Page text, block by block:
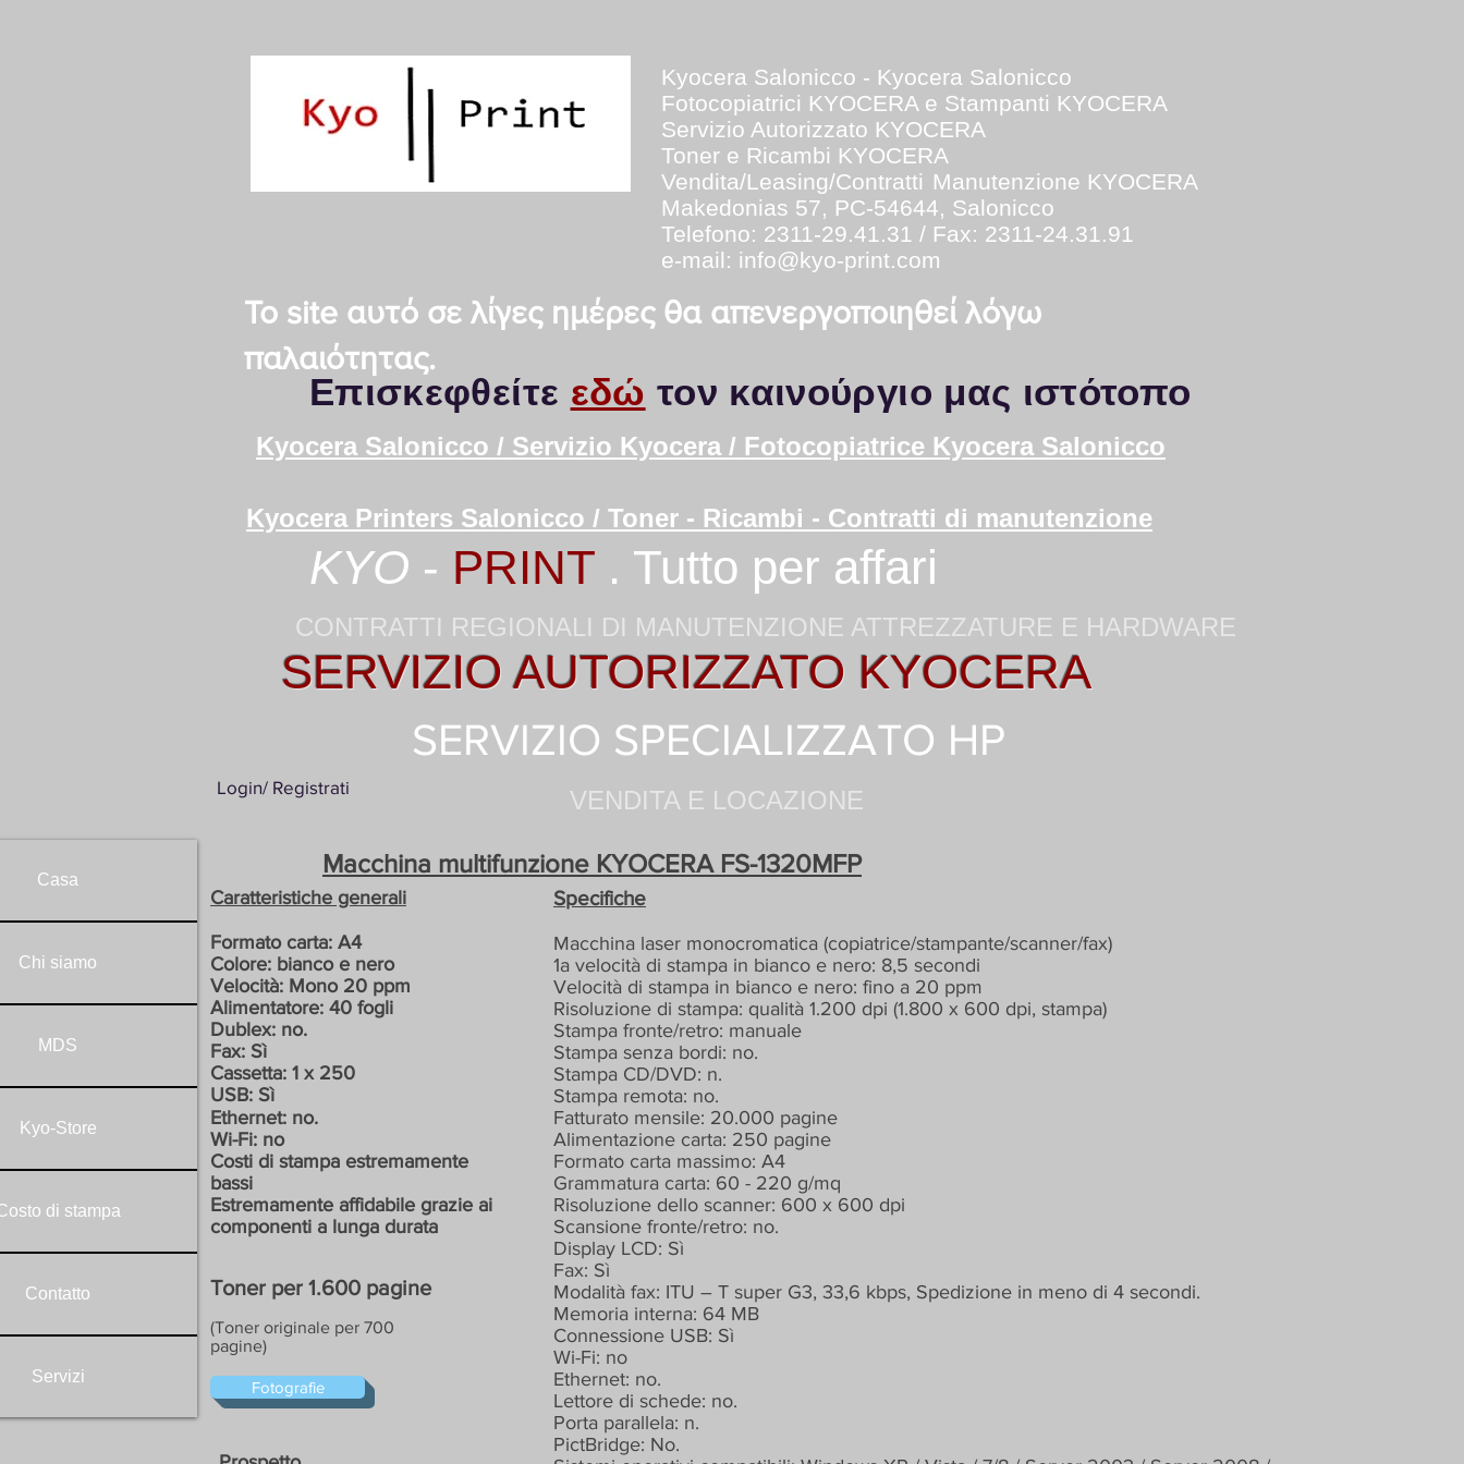
Kyocera Salonicco - Kyocera Salonicco
Fotocopiatrici KYOCERA e Stampanti KYOCERA
Servizio Autorizzato KYOCERA
Toner e Ricambi KYOCERA
Vendita/Leasing/Contratti Manutenzione KYOCERA
Makedonias 57, PC-54644, Salonicco
Telefono: 2311-29.41.31 / Fax: 2311-24.31.91
e-mail: info@kyo-print.com
Το site αυτό σε λίγες ημέρες θα απενεργοποιηθεί λόγω
παλαιότητας.
Επισκεφθείτε εδώ τον καινούργιο μας ιστότοπο
Kyocera Salonicco / Servizio Kyocera / Fotocopiatrice Kyocera Salonicco
Kyocera Printers Salonicco / Toner - Ricambi - Contratti di manutenzione
KYO - PRINT . Tutto per affari
CONTRATTI REGIONALI DI MANUTENZIONE ATTREZZATURE E HARDWARE
SERVIZIO AUTORIZZATO KYOCERA
Login/ Registrati
SERVIZIO SPECIALIZZATO HP
VENDITA E LOCAZIONE
Macchina multifunzione KYOCERA FS-1320MFP
Caratteristiche generali
Formato carta: A4
Colore: bianco e nero
Velocità: Mono 20 ppm
Alimentatore: 40 fogli
Dublex: no.
Fax: Sì
Cassetta: 1 x 250
USB: Sì
Ethernet: no.
Wi-Fi: no
Costi di stampa estremamente
bassi
Estremamente affidabile grazie ai
componenti a lunga durata
Toner per 1.600 pagine
(Toner originale per 700
pagine)
Fotografie
Specifiche
Macchina laser monocromatica (copiatrice/stampante/scanner/fax)
1a velocità di stampa in bianco e nero: 8,5 secondi
Velocità di stampa in bianco e nero: fino a 20 ppm
Risoluzione di stampa: qualità 1.200 dpi (1.800 x 600 dpi, stampa)
Stampa fronte/retro: manuale
Stampa senza bordi: no.
Stampa CD/DVD: n.
Stampa remota: no.
Fatturato mensile: 20.000 pagine
Alimentazione carta: 250 pagine
Formato carta massimo: A4
Grammatura carta: 60 - 220 g/mq
Risoluzione dello scanner: 600 x 600 dpi
Scansione fronte/retro: no.
Display LCD: Sì
Fax: Sì
Modalità fax: ITU – T super G3, 33,6 kbps, Spedizione in meno di 4 secondi.
Memoria interna: 64 MB
Connessione USB: Sì
Wi-Fi: no
Ethernet: no.
Lettore di schede: no.
Porta parallela: n.
PictBridge: No.
Casa
Chi siamo
MDS
Kyo-Store
di stampa
Contatto
Servizi